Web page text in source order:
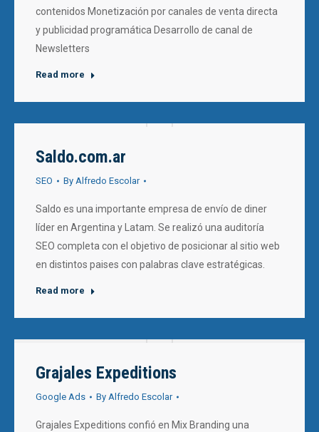
contenidos Monetización por canales de venta directa
y publicidad programática Desarrollo de canal de
Newsletters
Read more
Saldo.com.ar
SEO By Alfredo Escolar
Saldo es una importante empresa de envío de diner
líder en Argentina y Latam. Se realizó una auditoría
SEO completa con el objetivo de posicionar al sitio web
en distintos paises con palabras clave estratégicas.
Read more
Grajales Expeditions
Google Ads By Alfredo Escolar
Grajales Expeditions confió en Mix Branding una